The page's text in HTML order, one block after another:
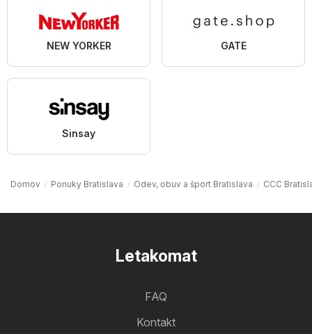
NEW YORKER GATE
Sinsay
Domov Ponuky Bratislava Odev, obuv a šport Bratislava CCC
Letakomat
FAQ
Kontakt